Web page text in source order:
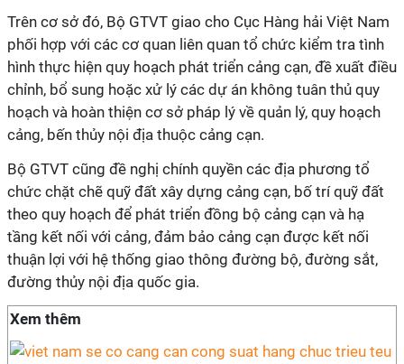
Trên cơ sở đó, Bộ GTVT giao cho Cục Hàng hải Việt Nam
phối hợp với các cơ quan liên quan tổ chức kiểm tra tình
hình thực hiện quy hoạch phát triển cảng cạn, đề xuất điều
chỉnh, bổ sung hoặc xử lý các dự án không tuân thủ quy
hoạch và hoàn thiện cơ sở pháp lý về quản lý, quy hoạch
cảng, bến thủy nội địa thuộc cảng cạn.
Bộ GTVT cũng đề nghị chính quyền các địa phương tổ
chức chặt chẽ quỹ đất xây dựng cảng cạn, bố trí quỹ đất
theo quy hoạch để phát triển đồng bộ cảng cạn và hạ
tầng kết nối với cảng, đảm bảo cảng cạn được kết nối
thuận lợi với hệ thống giao thông đường bộ, đường sắt,
đường thủy nội địa quốc gia.
Xem thêm